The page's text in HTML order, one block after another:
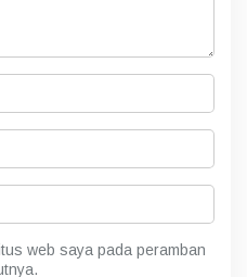
web saya pada peramban